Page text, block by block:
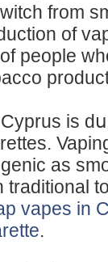
from
of
people
is
as
vapes in
.